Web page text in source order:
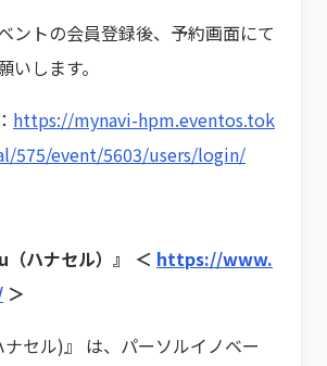
ントの会員登録後、予約画面にて
いします。
https://mynavi-hpm.eventos.tok
575/event/5603/users/login/
ハナセル）』 ＜ https://www.
＞
ナセル)』 は、パーソルイノベー